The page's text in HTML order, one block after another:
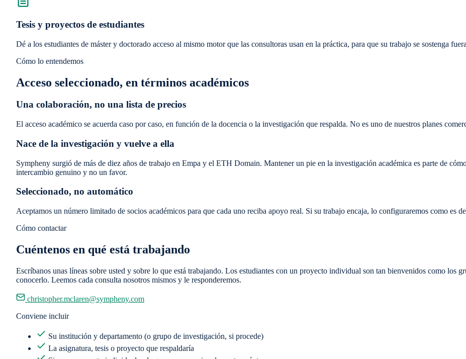
Tesis y proyectos de estudiantes
Dé a los estudiantes de máster y doctorado acceso al mismo motor que las consultoras usan en la práctica, para que su trabajo se sostenga
Cómo lo entendemos
Acceso seleccionado, en términos académicos
Una colaboración, no una lista de precios
El acceso académico se acuerda caso por caso, en función de la docencia o la investigación que respalda. No es uno de nuestros planes
Nace de la investigación y vuelve a ella
Sympheny surgió de más de diez años de trabajo en Empa y el ETH Domain. Mantener un pie en la investigación académica es parte de
intercambio genuino y no un favor.
Seleccionado, no automático
Aceptamos un número limitado de socios académicos para que cada uno reciba apoyo real. Si su trabajo encaja, lo configuraremos como es
Cómo contactar
Cuéntenos en qué está trabajando
Escríbanos unas líneas sobre usted y sobre lo que está trabajando. Los estudiantes con un proyecto individual son tan bienvenidos como los
conocerlo. Leemos cada consulta nosotros mismos y le responderemos.
christopher.mclaren@sympheny.com
Conviene incluir
Su institución y departamento (o grupo de investigación, si procede)
La asignatura, tesis o proyecto que respaldaría